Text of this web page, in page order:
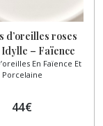
d’oreilles roses
– Faïence
recycléeEn Faïence Et
Porcelaine
44€